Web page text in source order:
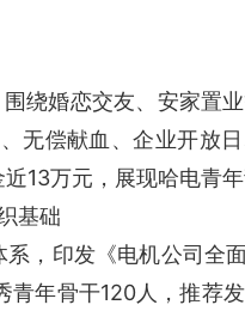
绕婚恋交友、安家置
无偿献血、企业开放
13万元，展现哈电青
基础
，印发《电机公司全
青年骨干120人，推荐